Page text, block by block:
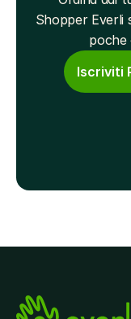
Shopper Everli
poche
Iscriviti